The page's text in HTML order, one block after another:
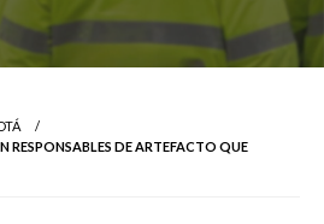
RESPONSABLES DE ARTEFACTO QUE